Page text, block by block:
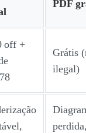
PDF
off +
Grátis
ilegal)